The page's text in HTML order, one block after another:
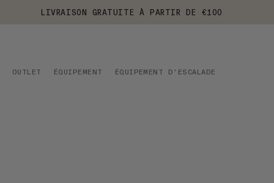
LIVRAISON GRATUITE À PARTIR DE €100
OUTLET ÉQUIPEMENT ÉQUIPEMENT D'ESCALADE